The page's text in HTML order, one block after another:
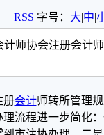
RSS 字号： 大|中|
师协会注册会计
册会计师转所管理
流程进一步简化